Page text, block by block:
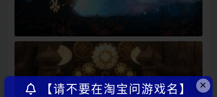
×
【请不要在淘宝问游戏名】